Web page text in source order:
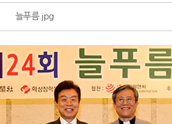
늘푸름.jpg